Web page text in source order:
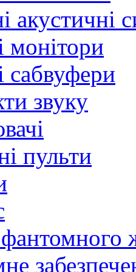
акустичні
монітори
сабвуфери
звуку
пульти